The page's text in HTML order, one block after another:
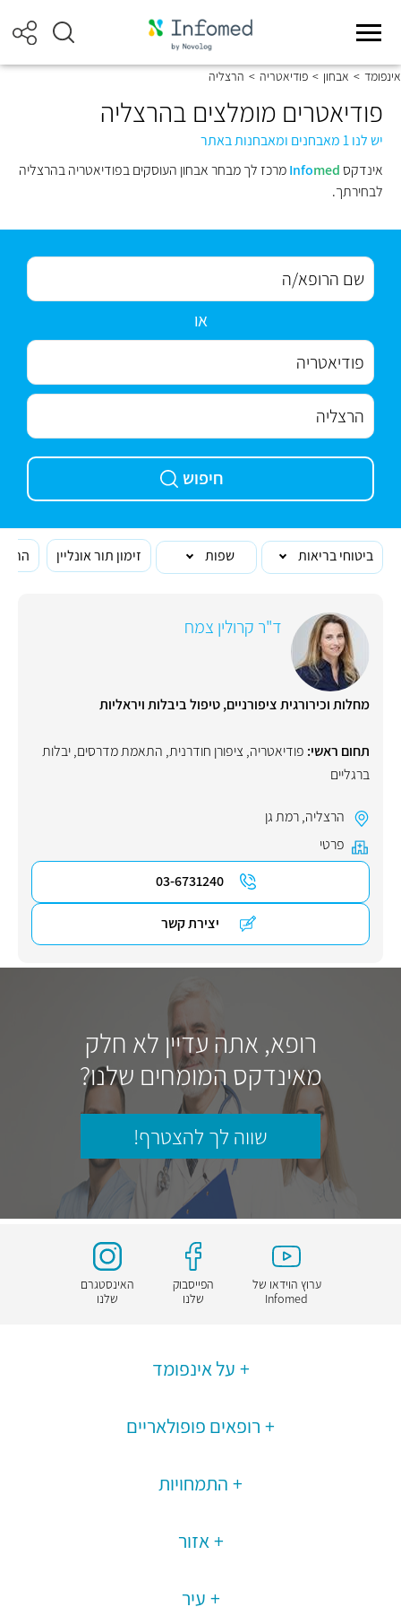
אינפומד > אבחון > פודיאטריה > הרצליה
פודיאטרים מומלצים בהרצליה
יש לנו 1 מאבחנים ומאבחנות באתר
אינדקס
Infomed
מרכז לך מבחר אבחון העוסקים בפודיאטריה בהרצליה
לבחירתך.
או
חיפוש
ביטוחי בריאות שפות זימון תור אונליין
ד"ר קרולין צמח
מחלות וכירורגית ציפורניים, טיפול ביבלות ויראליות
תחום ראשי: פודיאטריה, ציפורן חודרנית, התאמת מדרסים,יבלות
ברגליים
הרצליה,רמת גן
פרטי
03-6731240
יצירת קשר
רופא, אתה עדיין לא חלק
מאינדקס המומחים שלנו?
שווה לך להצטרף!
ערוץ הוידאו של
Infomed
הפייסבוק
שלנו
האינסטגרם
שלנו
על אינפומד
רופאים פופולאריים
התמחויות
אזור
עיר